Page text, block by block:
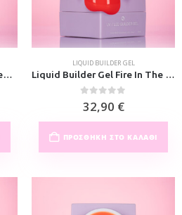
Liquid Builder Gel Filling Cream 30ml
LIQUID BUILDER GEL
Liquid Builder Gel Fire In The House 30ml
0out of 5
32,90 €
ΠΡΟΣΘΉΚΗ ΣΤΟ ΚΑΛΆΘΙ